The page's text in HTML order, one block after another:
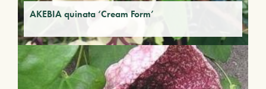
AKEBIA quinata ‘Cream Form’